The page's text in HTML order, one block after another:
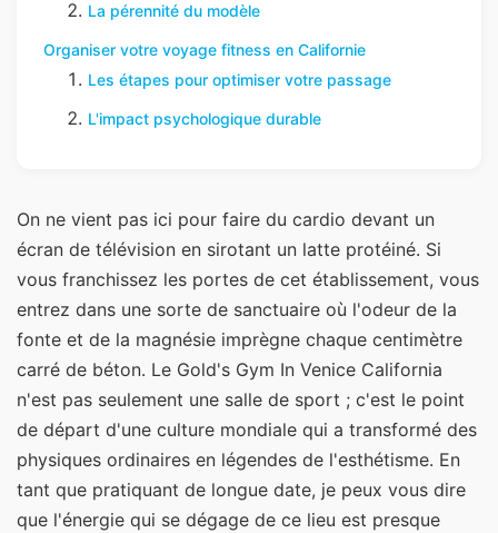
La pérennité du modèle
Organiser votre voyage fitness en Californie
Les étapes pour optimiser votre passage
L'impact psychologique durable
On ne vient pas ici pour faire du cardio devant un
écran de télévision en sirotant un latte protéiné. Si
vous franchissez les portes de cet établissement, vous
entrez dans une sorte de sanctuaire où l'odeur de la
fonte et de la magnésie imprègne chaque centimètre
carré de béton. Le Gold's Gym In Venice California
n'est pas seulement une salle de sport ; c'est le point
de départ d'une culture mondiale qui a transformé des
physiques ordinaires en légendes de l'esthétisme. En
tant que pratiquant de longue date, je peux vous dire
que l'énergie qui se dégage de ce lieu est presque